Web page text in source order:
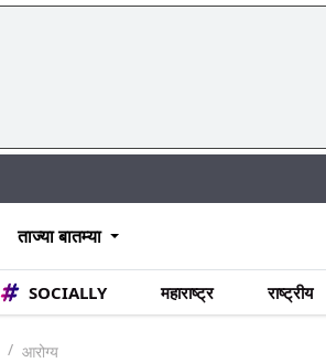
Madhur
ताज्या बातम्या
SOCIALLY महाराष्ट्र राष्ट्रीय
आरोग्य